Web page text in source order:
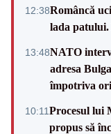
12:38Româncă
lada
13:48NATO
adresa
împotriva
10:11Procesul lui
propus să